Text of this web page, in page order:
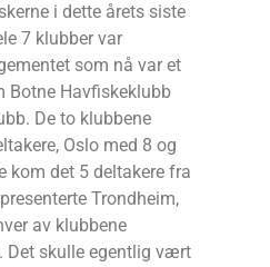
i dette årets siste
7 klubber var
som nå var et
Botne Havfiskeklubb
De to klubbene
Oslo med 8 og
kom det 5 deltakere fra
Trondheim,
av klubbene
Det skulle egentlig vært